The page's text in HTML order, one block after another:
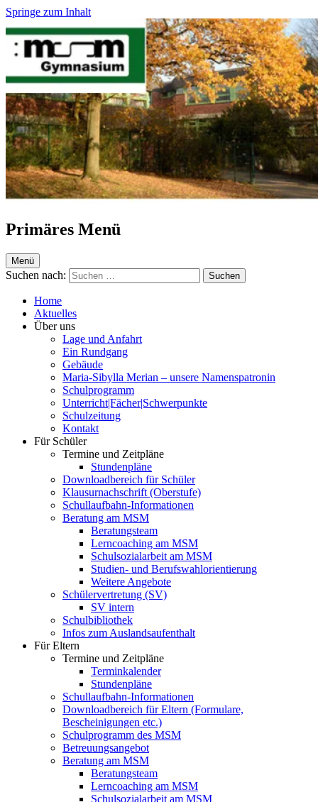
Springe zum Inhalt
Maria-Sibylla-Merian-Gymnasium Krefeld
Webseite des MSM
Primäres Menü
Menü
Suchen nach:
Home
Aktuelles
Über uns
Lage und Anfahrt
Ein Rundgang
Gebäude
Maria-Sibylla Merian – unsere Namenspatronin
Schulprogramm
Unterricht|Fächer|Schwerpunkte
Schulzeitung
Kontakt
Für Schüler
Termine und Zeitpläne
Stundenpläne
Downloadbereich für Schüler
Klausurnachschrift (Oberstufe)
Schullaufbahn-Informationen
Beratung am MSM
Beratungsteam
Lerncoaching am MSM
Schulsozialarbeit am MSM
Studien- und Berufswahlorientierung
Weitere Angebote
Schülervertretung (SV)
SV intern
Schulbibliothek
Infos zum Auslandsaufenthalt
Für Eltern
Termine und Zeitpläne
Terminkalender
Stundenpläne
Schullaufbahn-Informationen
Downloadbereich für Eltern (Formulare,
Bescheinigungen etc.)
Schulprogramm des MSM
Betreuungsangebot
Beratung am MSM
Beratungsteam
Lerncoaching am MSM
Schulsozialarbeit am MSM